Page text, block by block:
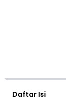
Daftar Isi